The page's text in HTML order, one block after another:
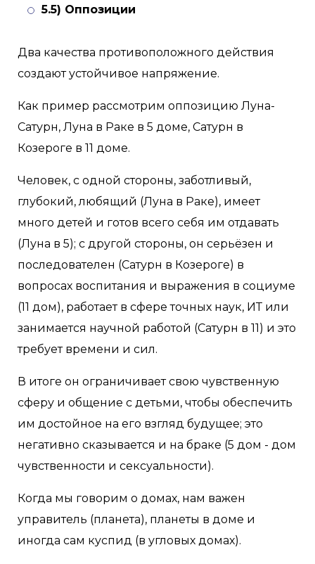
5.5) Оппозиции
Два качества противоположного действия
создают устойчивое напряжение.
Как пример рассмотрим оппозицию Луна-
Сатурн, Луна в Раке в 5 доме, Сатурн в
Козероге в 11 доме.
Человек, с одной стороны, заботливый,
глубокий, любящий (Луна в Раке), имеет
много детей и готов всего себя им отдавать
(Луна в 5); с другой стороны, он серьёзен и
последователен (Сатурн в Козероге) в
вопросах воспитания и выражения в социуме
(11 дом), работает в сфере точных наук, ИТ или
занимается научной работой (Сатурн в 11) и это
требует времени и сил.
В итоге он ограничивает свою чувственную
сферу и общение с детьми, чтобы обеспечить
им достойное на его взгляд будущее; это
негативно сказывается и на браке (5 дом - дом
чувственности и сексуальности).
Когда мы говорим о домах, нам важен
управитель (планета), планеты в доме и
иногда сам куспид (в угловых домах).